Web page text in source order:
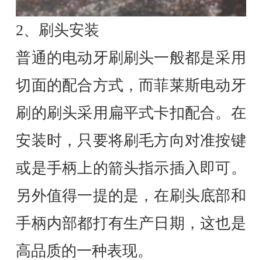
2、刷头安装
普通的电动牙刷刷头一般都是采用
切面的配合方式，而菲莱斯电动牙
刷的刷头采用扁平式卡扣配合。在
安装时，只要将刷毛方向对准按键
或是手柄上的箭头指示插入即可。
另外值得一提的是，在刷头底部和
手柄内部都打有生产日期，这也是
高品质的一种表现。